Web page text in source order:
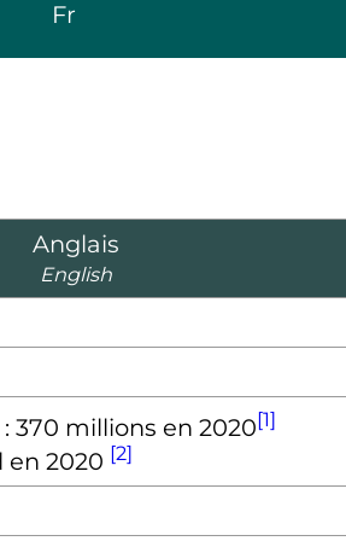
Fr
Anglais
English
370 millions en 2020[1]
en 2020 [2]